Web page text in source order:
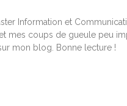
Information et
mes coups de gueule peu
mon blog. Bonne lecture !